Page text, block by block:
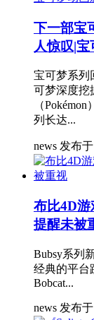
下一部宝
人惊叹|
宝可梦系列
可梦深度挖
（
列长达...
news 发布
布比4D
提醒未被
Bubsy系列
经典的平台
Bobcat...
news 发布